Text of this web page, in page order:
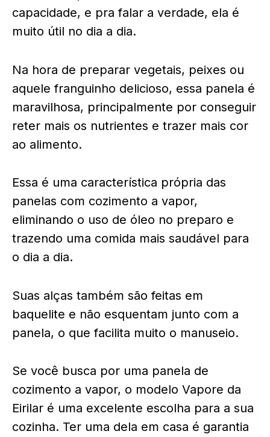
capacidade, e pra falar a verdade, ela é
muito útil no dia a dia.
Na hora de preparar vegetais, peixes ou
aquele franguinho delicioso, essa panela é
maravilhosa, principalmente por conseguir
reter mais os nutrientes e trazer mais cor
ao alimento.
Essa é uma característica própria das
panelas com cozimento a vapor,
eliminando o uso de óleo no preparo e
trazendo uma comida mais saudável para
o dia a dia.
Suas alças também são feitas em
baquelite e não esquentam junto com a
panela, o que facilita muito o manuseio.
Se você busca por uma panela de
cozimento a vapor, o modelo Vapore da
Eirilar é uma excelente escolha para a sua
cozinha. Ter uma dela em casa é garantia